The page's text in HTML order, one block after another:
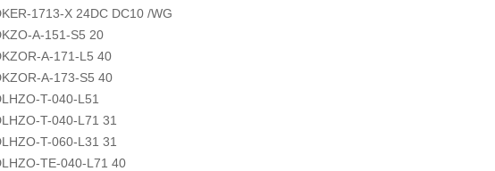
1713-X 24DC DC10 /WG
A-151-S5 20
A-171-L5 40
A-173-S5 40
T-040-L51
T-040-L71 31
T-060-L31 31
TE-040-L71 40